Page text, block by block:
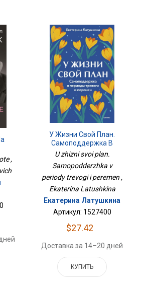
,
У Жизни Свой План.
Самоподдержка В
Периоды Тревоги И
Перемен
U zhizni svoi plan.
Samopodderzhka v
periody trevogi i peremen ,
Ekaterina Latushkina
Екатерина Латушкина
Артикул: 1527400
$27.42
Доставка за 14–20 дней
КУПИТЬ